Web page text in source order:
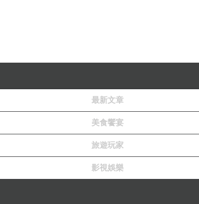
最新文章
美食饗宴
旅遊玩家
影視娛樂